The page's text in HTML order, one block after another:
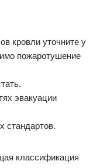
кровли уточните у
пожаротушение
эвакуации
стандартов.
классификация